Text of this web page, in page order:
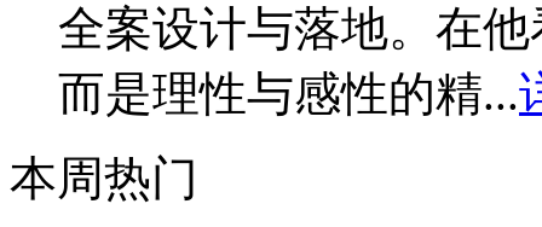
全案设计与落地。在
而是理性与感性的精...
本周热门